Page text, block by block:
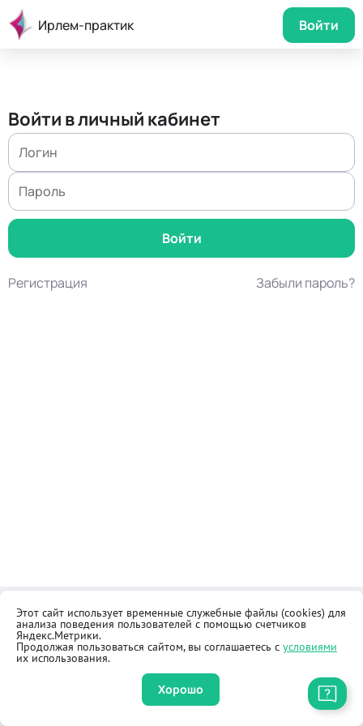
Ирлем-практик Войти
Войти в личный кабинет
Регистрация Забыли пароль?
Контакты
Как купить
Общественная приёмная
Реквизиты
Оферта
Правила продажи товаров
Этот сайт использует временные служебные файлы (cookies) для
анализа поведения пользователей с помощью счетчиков
Яндекс.Метрики.
Продолжая пользоваться сайтом, вы соглашаетесь с условиями
их использования.
Хорошо